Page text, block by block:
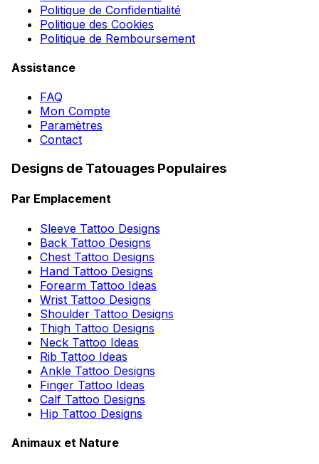
Politique de Confidentialité
Politique des Cookies
Politique de Remboursement
Assistance
FAQ
Mon Compte
Paramètres
Contact
Designs de Tatouages Populaires
Par Emplacement
Sleeve Tattoo Designs
Back Tattoo Designs
Chest Tattoo Designs
Hand Tattoo Designs
Forearm Tattoo Ideas
Wrist Tattoo Designs
Shoulder Tattoo Designs
Thigh Tattoo Designs
Neck Tattoo Ideas
Rib Tattoo Ideas
Ankle Tattoo Designs
Finger Tattoo Ideas
Calf Tattoo Designs
Hip Tattoo Designs
Animaux et Nature